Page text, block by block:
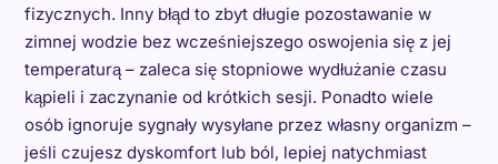
fizycznych. Inny błąd to zbyt długie pozostawanie w
zimnej wodzie bez wcześniejszego oswojenia się z jej
temperaturą – zaleca się stopniowe wydłużanie czasu
kąpieli i zaczynanie od krótkich sesji. Ponadto wiele
osób ignoruje sygnały wysyłane przez własny organizm –
jeśli czujesz dyskomfort lub ból, lepiej natychmiast